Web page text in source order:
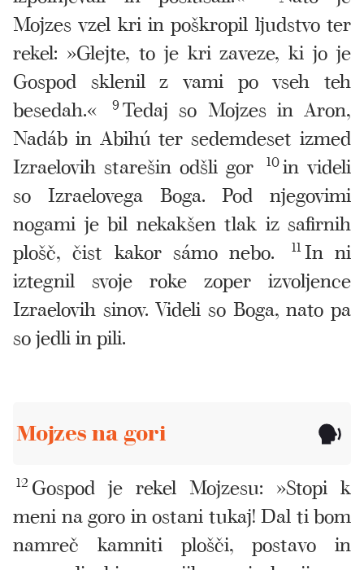
Mojzes vzel kri in poškropil ljudstvo ter
rekel: »Glejte, to je kri zaveze, ki jo je
Gospod sklenil z vami po vseh teh
besedah.«
9 Tedaj so Mojzes in Aron,
Nadáb in Abihú ter sedemdeset izmed
Izraelovih starešin odšli gor
10in videli
so Izraelovega Boga. Pod njegovimi
nogami je bil nekakšen tlak iz safirnih
plošč, čist kakor sámo nebo.
11 In ni
iztegnil svoje roke zoper izvoljence
Izraelovih sinov. Videli so Boga, nato pa
so jedli in pili.
Mojzes na gori
12 Gospod je rekel Mojzesu: »Stopi k
meni na goro in ostani tukaj! Dal ti bom
namreč kamniti plošči, postavo in